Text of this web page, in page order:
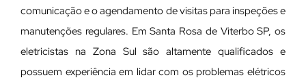
comunicação e o agendamento de visitas para inspeções e
manutenções regulares. Em Santa Rosa de Viterbo SP, os
eletricistas na Zona Sul são altamente qualificados e
possuem experiência em lidar com os problemas elétricos